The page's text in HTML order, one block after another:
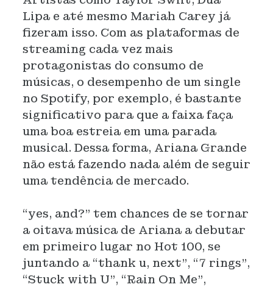
Lipa e até mesmo Mariah Carey já
fizeram isso. Com as plataformas de
streaming cada vez mais
protagonistas do consumo de
músicas, o desempenho de um single
no Spotify, por exemplo, é bastante
significativo para que a faixa faça
uma boa estreia em uma parada
musical. Dessa forma, Ariana Grande
não está fazendo nada além de seguir
uma tendência de mercado.
“yes, and?” tem chances de se tornar
a oitava música de Ariana a debutar
em primeiro lugar no Hot 100, se
juntando a “thank u, next”, “7 rings”,
“Stuck with U”, “Rain On Me”,